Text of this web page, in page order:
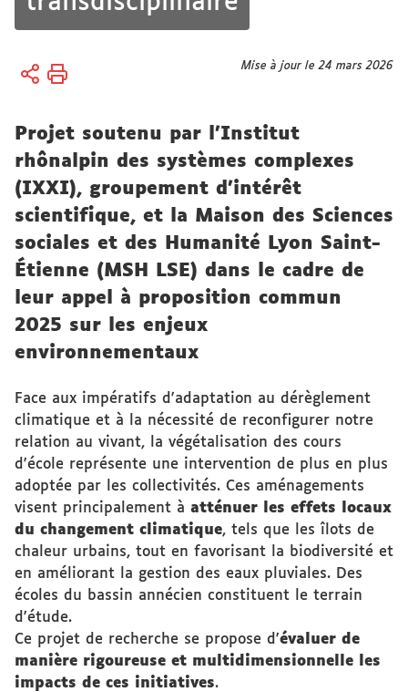
Vous
Accueil Mise à jour le 24 mars 2026
Projet soutenu par l'Institut
rhônalpin des systèmes complexes
(IXXI), groupement d'intérêt
scientifique, et la Maison des Sciences
sociales et des Humanité Lyon Saint-
Étienne (MSH LSE) dans le cadre de
leur appel à proposition commun
2025 sur les enjeux
environnementaux
Face aux impératifs d'adaptation au dérèglement
climatique et à la nécessité de reconfigurer notre
relation au vivant, la végétalisation des cours
d'école représente une intervention de plus en plus
adoptée par les collectivités. Ces aménagements
visent principalement à atténuer les effets locaux
du changement climatique, tels que les îlots de
chaleur urbains, tout en favorisant la biodiversité et
en améliorant la gestion des eaux pluviales. Des
écoles du bassin annécien constituent le terrain
d'étude.
Ce projet de recherche se propose d'évaluer de
manière rigoureuse et multidimensionnelle les
impacts de ces initiatives.